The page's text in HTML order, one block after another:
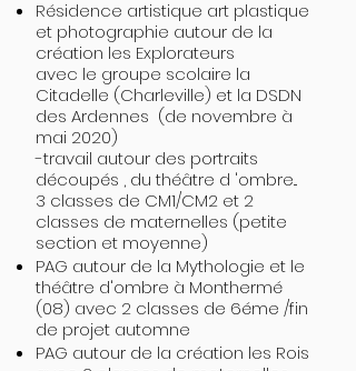
Résidence artistique art plastique
et photographie autour de la
création les Explorateurs
avec le groupe scolaire la
Citadelle (Charleville) et la DSDN
des Ardennes (de novembre à
mai 2020)
-travail autour des portraits
découpés , du théâtre d 'ombre...
3 classes de CM1/CM2 et 2
classes de maternelles (petite
section et moyenne)
PAG autour de la Mythologie et le
théâtre d'ombre à Monthermé
(08) avec 2 classes de 6éme /fin
de projet automne
PAG autour de la création les Rois